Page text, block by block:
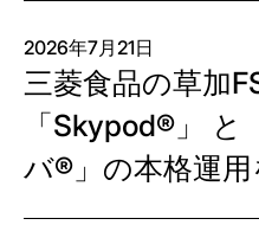
2026年7月21日
三菱食品の草加
「Skypod®」
バ®」の本格運